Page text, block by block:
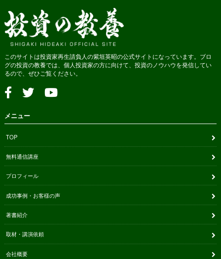
このサイトは投資家再生請負人の紫垣英昭の公式サイトになっています。ブロ
グの投資の教養では、個人投資家の方に向けて、投資のノウハウを発信してい
るので、ぜひご覧ください。
メニュー
TOP
無料通信講座
プロフィール
成功事例・お客様の声
著書紹介
取材・講演依頼
会社概要